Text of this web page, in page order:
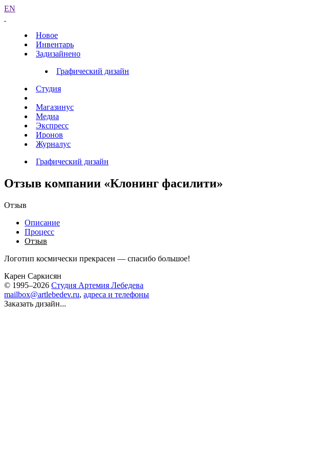
EN
Новое
Инвентарь
Задизайнено
Графический дизайн
Студия
Магазинус
Медиа
Экспресс
Иронов
Журналус
Графический дизайн
Отзыв компании «Клонинг фасилити»
Отзыв
Описание
Процесс
Отзыв
Логотип космически прекрасен — спасибо большое!
Карен Саркисян
© 1995–2026 Студия Артемия Лебедева
mailbox@artlebedev.ru, адреса и телефоны
Заказать дизайн...